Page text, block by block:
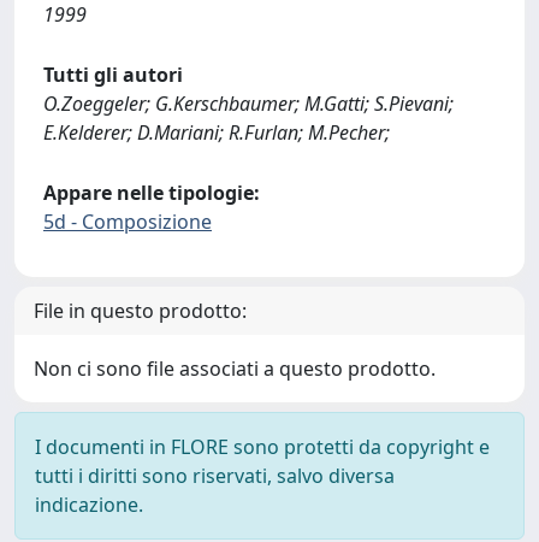
1999
Tutti gli autori
O.Zoeggeler; G.Kerschbaumer; M.Gatti; S.Pievani;
E.Kelderer; D.Mariani; R.Furlan; M.Pecher;
Appare nelle tipologie:
5d - Composizione
File in questo prodotto:
Non ci sono file associati a questo prodotto.
I documenti in FLORE sono protetti da copyright e
tutti i diritti sono riservati, salvo diversa
indicazione.